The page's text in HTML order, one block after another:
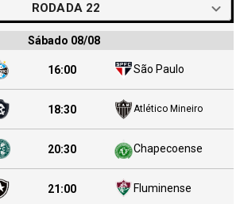
RODADA 22
Sábado 08/08
16:00 São Paulo
18:30 Atlético Mineiro
20:30 Chapecoense
21:00 Fluminense